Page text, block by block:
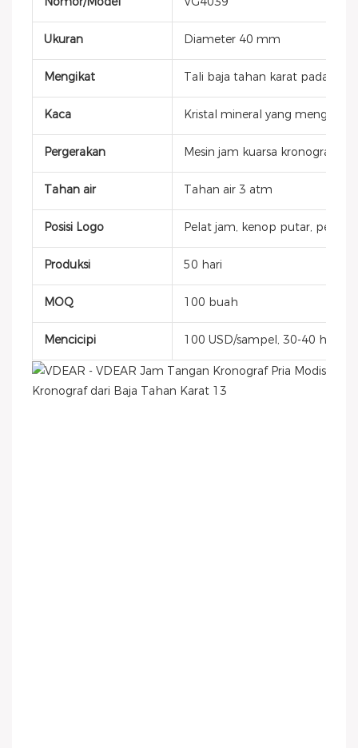
Ukuran Diameter 40 mm
Mengikat Tali baja tahan karat padat
Kaca Kristal mineral yang mengeras
Pergerakan Mesin jam kuarsa kronograf
Tahan air Tahan air 3 atm
Posisi Logo Pelat jam, kenop putar,
Produksi 50 hari
MOQ 100 buah
Mencicipi 100 USD/sampel, 30-40 hari